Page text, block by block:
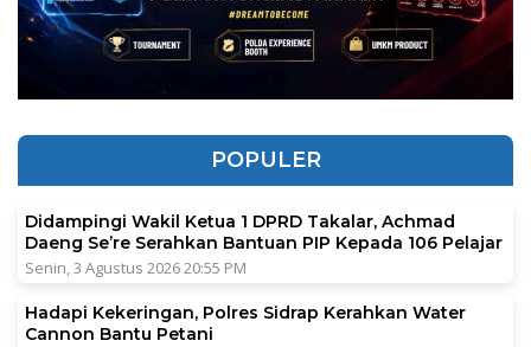
POPULER
Didampingi Wakil Ketua 1 DPRD Takalar, Achmad
Daeng Se’re Serahkan Bantuan PIP Kepada 106 Pelajar
Senin, 3 Agustus 2026 20:55 PM
Hadapi Kekeringan, Polres Sidrap Kerahkan Water
Cannon Bantu Petani